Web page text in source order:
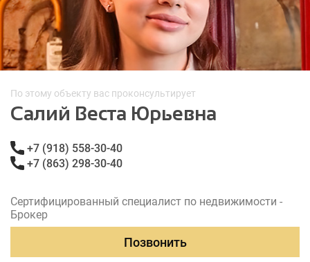
По этому объекту вас проконсультирует
Салий Веста Юрьевна
+7 (918) 558-30-40
+7 (863) 298-30-40
Сертифицированный специалист по недвижимости -
Брокер
Позвонить